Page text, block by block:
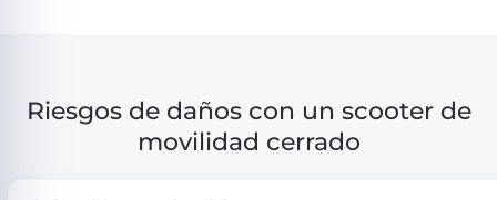
Riesgos de daños con un scooter de
movilidad cerrado